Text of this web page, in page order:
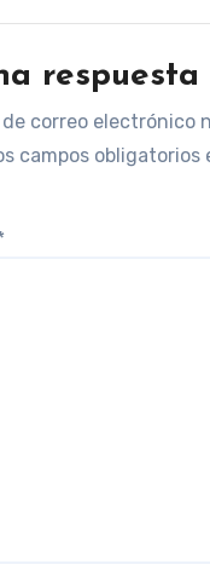
respuesta
correo electrónico
campos obligatorios